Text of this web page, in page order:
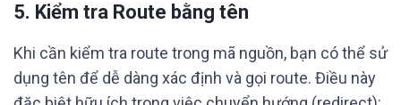
5. Kiểm tra Route bằng tên
Khi cần kiểm tra route trong mã nguồn, bạn có thể sử
dụng tên để dễ dàng xác định và gọi route. Điều này